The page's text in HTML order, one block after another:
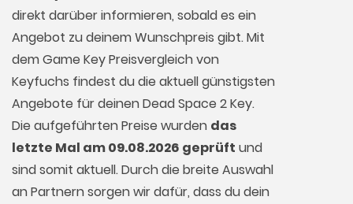
direkt darüber informieren, sobald es ein
Angebot zu deinem Wunschpreis gibt. Mit
dem Game Key Preisvergleich von
Keyfuchs findest du die aktuell günstigsten
Angebote für deinen Dead Space 2 Key.
Die aufgeführten Preise wurden das
letzte Mal am 09.08.2026 geprüft und
sind somit aktuell. Durch die breite Auswahl
an Partnern sorgen wir dafür, dass du dein